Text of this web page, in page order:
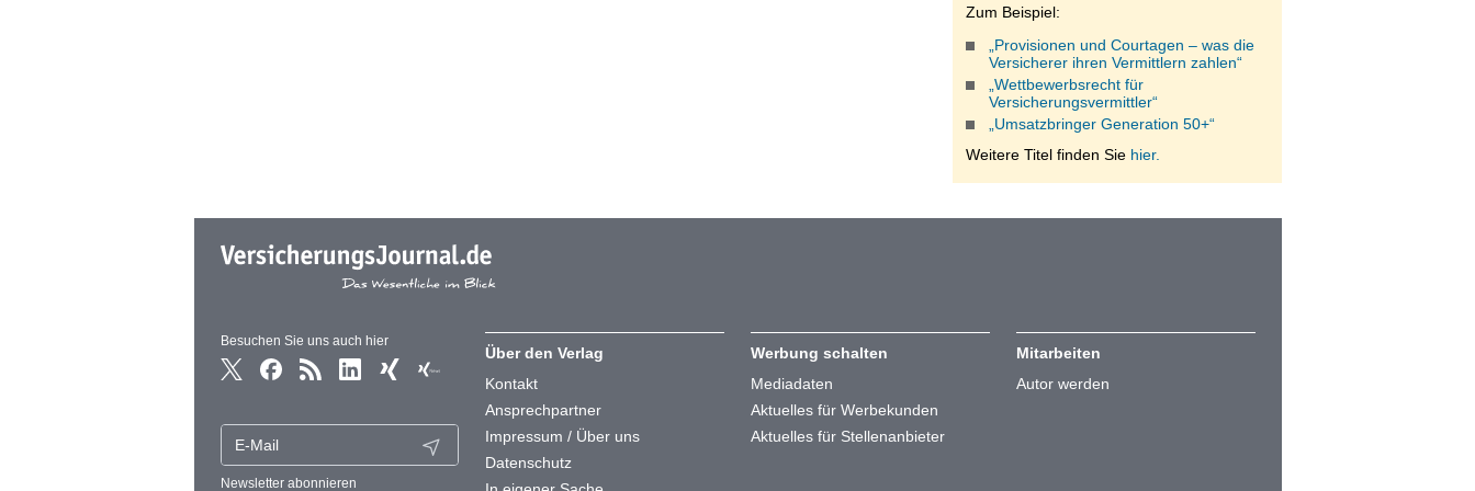
Zum Beispiel:
„Provisionen und Courtagen – was die
Versicherer ihren Vermittlern zahlen“
„Wettbewerbsrecht für
Versicherungsvermittler“
„Umsatzbringer Generation 50+“
Weitere Titel finden Sie hier.
Besuchen Sie uns auch hier
Newsletter abonnieren
Über den Verlag
Kontakt
Ansprechpartner
Impressum / Über uns
Datenschutz
Werbung schalten
Mediadaten
Aktuelles für Werbekunden
Aktuelles für Stellenanbieter
Mitarbeiten
Autor werden